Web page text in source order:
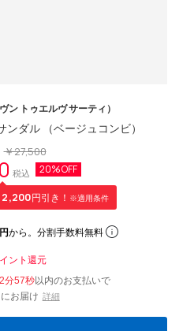
ン トゥエルヴ サーティ）
ダル （ベージュコンビ）
￥27,500
税込 20%OFF
2,200円引き！ ※適用条件
から。分割手数料無料
ント還元
分56秒以内のお支払いで
にお届け 詳細